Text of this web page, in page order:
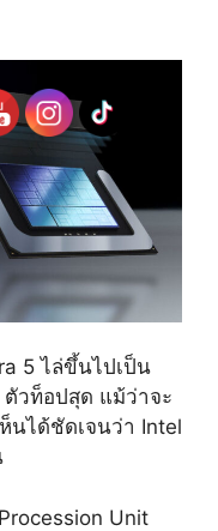
5 ไล่ขึ้นไปเป็น
ตัวท็อปสุด แม้ว่าจะ
นได้ชัดเจนว่า Intel
Unit